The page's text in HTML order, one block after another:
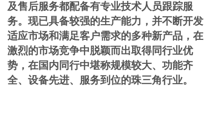
及售后服务都配备有专业技术人员跟踪服
务。现已具备较强的生产能力，并不断开发
适应市场和满足客户需求的多种新产品，在
激烈的市场竞争中脱颖而出取得同行业优
势，在国内同行中堪称规模较大、功能齐
全、设备先进、服务到位的珠三角行业。